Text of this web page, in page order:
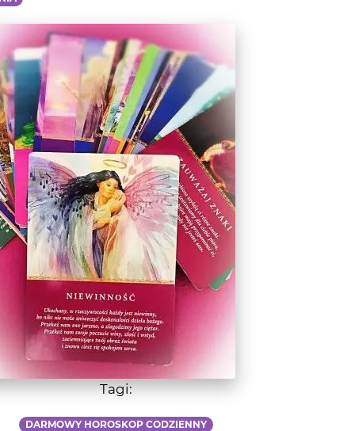
Tagi:
DARMOWY HOROSKOP CODZIENNY